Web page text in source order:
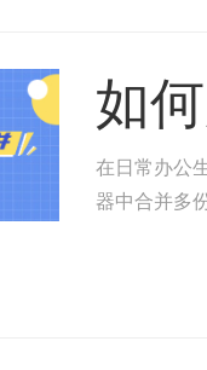
如
在日常办公
器中合并多